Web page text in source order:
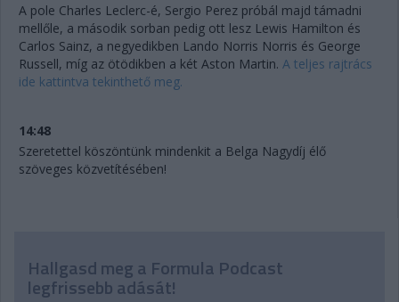
A pole Charles Leclerc-é, Sergio Perez próbál majd támadni
mellőle, a második sorban pedig ott lesz Lewis Hamilton és
Carlos Sainz, a negyedikben Lando Norris Norris és George
Russell, míg az ötödikben a két Aston Martin. A teljes rajtrács
ide kattintva tekinthető meg.
14:48
Szeretettel köszöntünk mindenkit a Belga Nagydíj élő
szöveges közvetítésében!
Hallgasd meg a Formula Podcast
legfrissebb adását!